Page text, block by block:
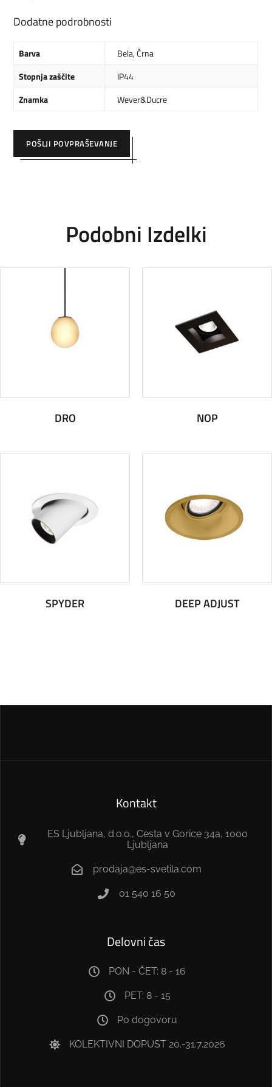
Dodatne podrobnosti
Barva Bela,Črna
Stopnja zaščite
IP44
Znamka
Wever&Ducre
POŠLJI POVPRAŠEVANJE
Podobni Izdelki
DRO NOP
SPYDER DEEP ADJUST
Kontakt
ES Ljubljana, d.o.o., Cesta v Gorice 34a, 1000
Ljubljana
prodaja@es-svetila.com
01 540 16 50
Delovni čas
PON - ČET: 8 - 16
PET: 8 - 15
Po dogovoru
KOLEKTIVNI DOPUST 20.-31.7.2026